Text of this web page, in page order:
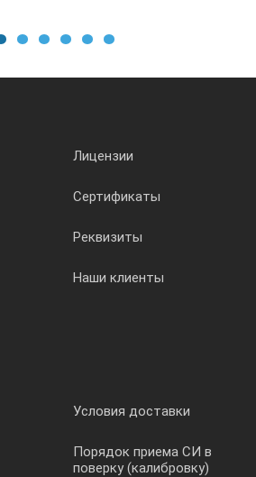
Лицензии
Сертификаты
Реквизиты
Наши клиенты
Условия доставки
Порядок приема СИ в
поверку (калибровку)